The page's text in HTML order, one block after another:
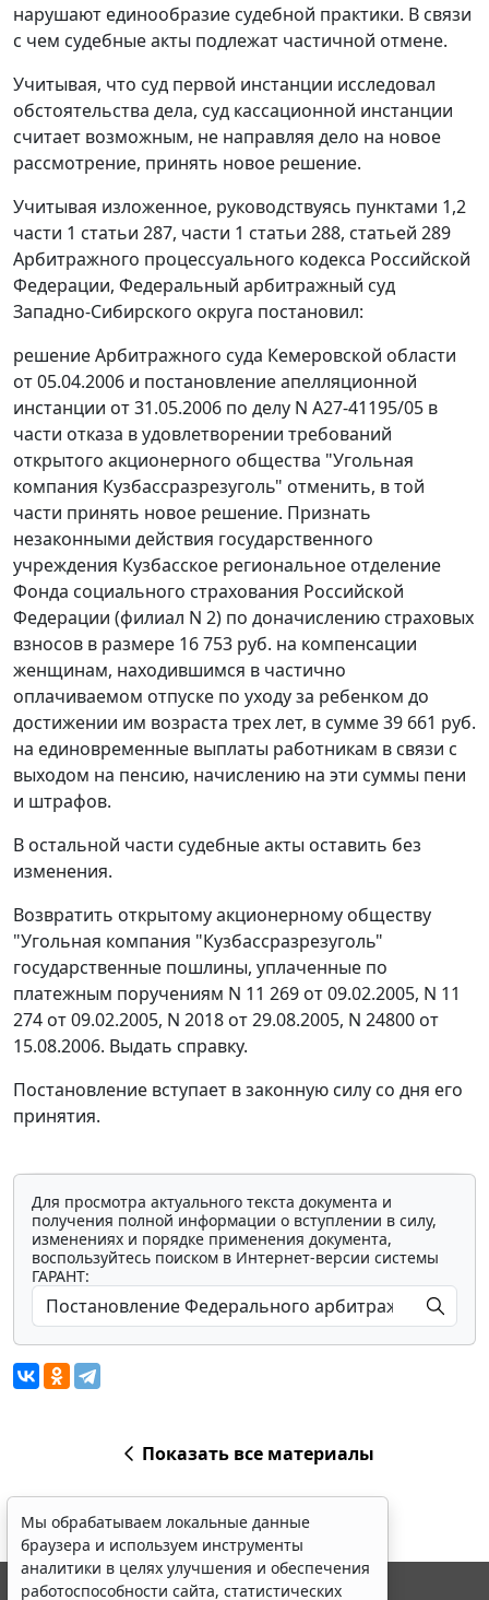
нарушают единообразие судебной практики. В связи
с чем судебные акты подлежат частичной отмене.
Учитывая, что суд первой инстанции исследовал
обстоятельства дела, суд кассационной инстанции
считает возможным, не направляя дело на новое
рассмотрение, принять новое решение.
Учитывая изложенное, руководствуясь пунктами 1,2
части 1 статьи 287, части 1 статьи 288, статьей 289
Арбитражного процессуального кодекса Российской
Федерации, Федеральный арбитражный суд
Западно-Сибирского округа постановил:
решение Арбитражного суда Кемеровской области
от 05.04.2006 и постановление апелляционной
инстанции от 31.05.2006 по делу N А27-41195/05 в
части отказа в удовлетворении требований
открытого акционерного общества "Угольная
компания Кузбассразрезуголь" отменить, в той
части принять новое решение. Признать
незаконными действия государственного
учреждения Кузбасское региональное отделение
Фонда социального страхования Российской
Федерации (филиал N 2) по доначислению страховых
взносов в размере 16 753 руб. на компенсации
женщинам, находившимся в частично
оплачиваемом отпуске по уходу за ребенком до
достижении им возраста трех лет, в сумме 39 661 руб.
на единовременные выплаты работникам в связи с
выходом на пенсию, начислению на эти суммы пени
и штрафов.
В остальной части судебные акты оставить без
изменения.
Возвратить открытому акционерному обществу
"Угольная компания "Кузбассразрезуголь"
государственные пошлины, уплаченные по
платежным поручениям N 11 269 от 09.02.2005, N 11
274 от 09.02.2005, N 2018 от 29.08.2005, N 24800 от
15.08.2006. Выдать справку.
Постановление вступает в законную силу со дня его
принятия.
Для просмотра актуального текста документа и
получения полной информации о вступлении в силу,
изменениях и порядке применения документа,
воспользуйтесь поиском в Интернет-версии системы
ГАРАНТ:
Показать все материалы
Мы обрабатываем локальные данные
браузера и используем инструменты
аналитики в целях улучшения и обеспечения
работоспособности сайта, статистических